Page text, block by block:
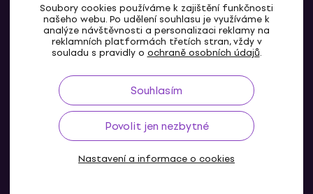
Soubory cookies používáme k zajištění funkčnosti
našeho webu. Po udělení souhlasu je využíváme k
analýze návštěvnosti a personalizaci reklamy na
reklamních platformách třetích stran, vždy v
souladu s pravidly o ochraně osobních údajů.
Souhlasím
Povolit jen nezbytné
Nastavení a informace o cookies
CZ